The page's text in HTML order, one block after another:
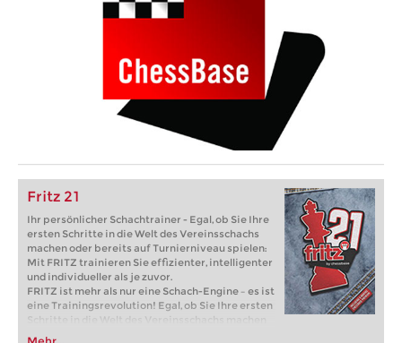
Fritz 21
Ihr persönlicher Schachtrainer - Egal, ob Sie Ihre
ersten Schritte in die Welt des Vereinsschachs
machen oder bereits auf Turnierniveau spielen:
Mit FRITZ trainieren Sie effizienter, intelligenter
und individueller als je zuvor.
FRITZ ist mehr als nur eine Schach-Engine – es ist
eine Trainingsrevolution! Egal, ob Sie Ihre ersten
Schritte in die Welt des Vereinsschachs machen
oder bereits auf Turnierniveau spielen: Mit